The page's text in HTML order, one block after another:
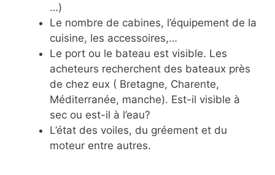
…)
Le nombre de cabines, l’équipement de la
cuisine, les accessoires,…
Le port ou le bateau est visible. Les
acheteurs recherchent des bateaux près
de chez eux ( Bretagne, Charente,
Méditerranée, manche). Est-il visible à
sec ou est-il à l’eau?
L’état des voiles, du gréement et du
moteur entre autres.